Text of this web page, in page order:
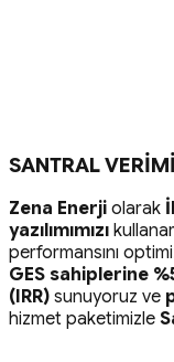
SANTRAL
Zena Enerji olarak
yazılımımızı
performansını
GES sahiplerine
(IRR) sunuyoruz ve
hizmet paketimizle